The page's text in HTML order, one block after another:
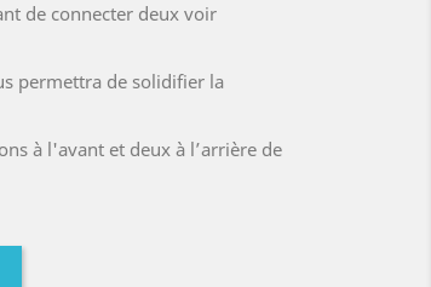
de connecter deux voir
permettra de solidifier la
à l'avant et deux à l’arrière de